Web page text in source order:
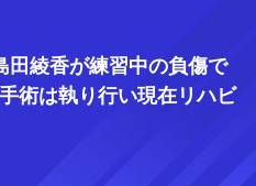
田綾香が練習中の負傷で
術は執り行い現在リハビ